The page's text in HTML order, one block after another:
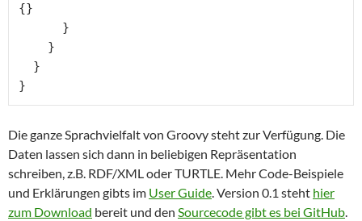
{}
}
Die ganze Sprachvielfalt von Groovy steht zur Verfügung. Die
Daten lassen sich dann in beliebigen Repräsentation
schreiben, z.B. RDF/XML oder TURTLE. Mehr Code-Beispiele
und Erklärungen gibts im User Guide. Version 0.1 steht hier
zum Download bereit und den Sourcecode gibt es bei GitHub.